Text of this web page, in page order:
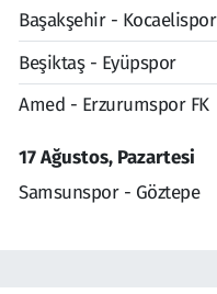
Başakşehir - Kocaelispor
Beşiktaş - Eyüpspor
Amed - Erzurumspor FK
17 Ağustos, Pazartesi
Samsunspor - Göztepe